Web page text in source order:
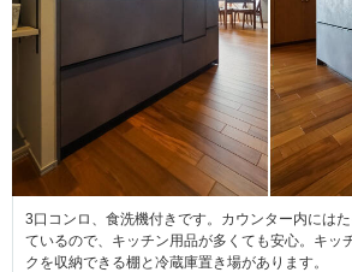
3口コンロ、食洗機付きです。カウンター内には
ているので、キッチン用品が多くても安心。キッ
クを収納できる棚と冷蔵庫置き場があります。